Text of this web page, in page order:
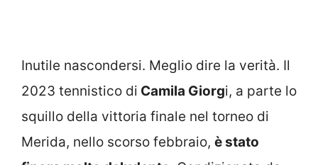
Inutile nascondersi. Meglio dire la verità. Il
2023 tennistico di Camila Giorgi, a parte lo
squillo della vittoria finale nel torneo di
Merida, nello scorso febbraio, è stato